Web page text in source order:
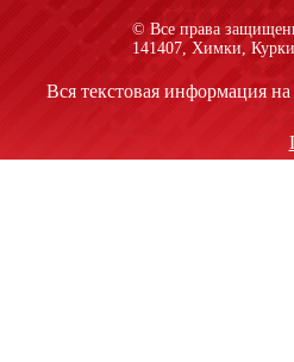
© Все права
141407, Химки,
Вся текстовая информация